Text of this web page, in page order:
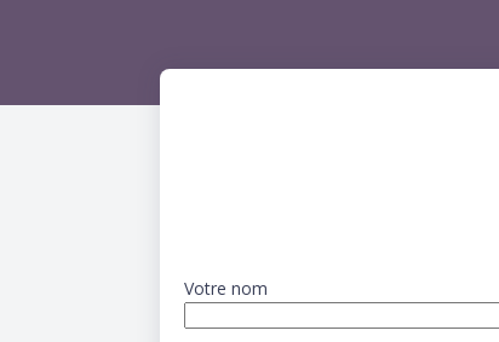
Votre nom